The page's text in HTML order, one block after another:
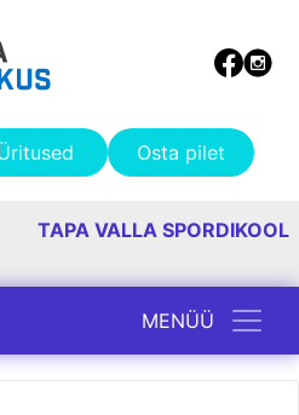
Osta pilet
TAPA VALLA SPORDIKOOL
MENÜÜ